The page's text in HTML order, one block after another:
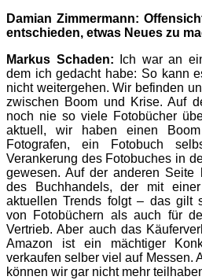
Damian Zimmermann:
entschieden, etwas Neues zu
Markus Schaden: Ich war an
dem ich gedacht habe: So kann
nicht weitergehen. Wir befinden
zwischen Boom und Krise. Auf
noch nie so viele Fotobücher
aktuell, wir haben einen
Fotografen, ein Fotobuch
Verankerung des Fotobuches in
gewesen. Auf der anderen
des Buchhandels, der mit
aktuellen Trends folgt – das gilt
von Fotobüchern als auch für
Vertrieb. Aber auch das
Amazon ist ein mächtiger
verkaufen selber viel auf Messen.
können wir gar nicht mehr